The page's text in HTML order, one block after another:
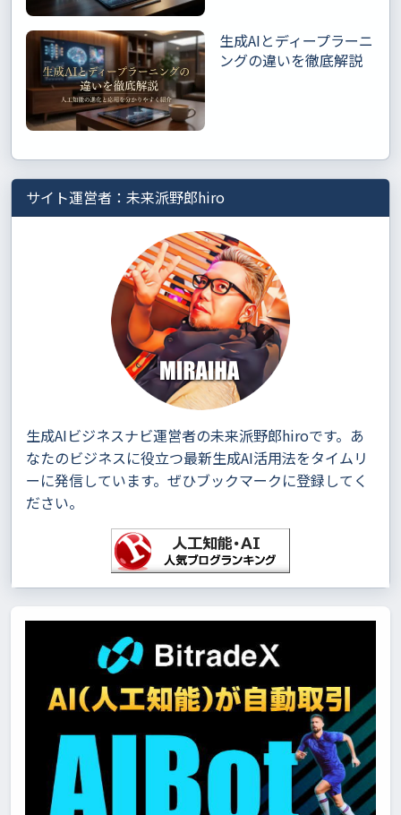
生成AIとディープラーニ
ングの違いを徹底解説
サイト運営者：未来派野郎hiro
生成AIビジネスナビ運営者の未来派野郎hiroです。あ
なたのビジネスに役立つ最新生成AI活用法をタイムリ
ーに発信しています。ぜひブックマークに登録してく
ださい。